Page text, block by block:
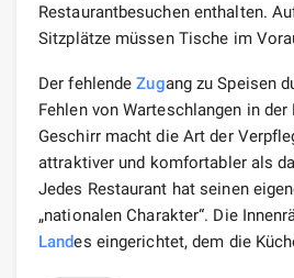
Restaurantbesuchen enthalten.
Sitzplätze müssen Tische im
Der fehlendeZugang zu Speisen
Fehlen von Warteschlangen in
Geschirr macht die Art der
attraktiver und komfortabler als
Jedes Restaurant hat seinen
„nationalen Charakter“. Die
Landes eingerichtet, dem die